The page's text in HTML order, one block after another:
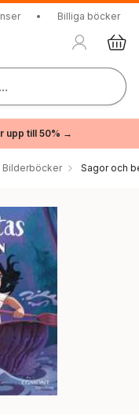
• Billiga böcker
upp till 50% →
Bilderböcker Sagor och